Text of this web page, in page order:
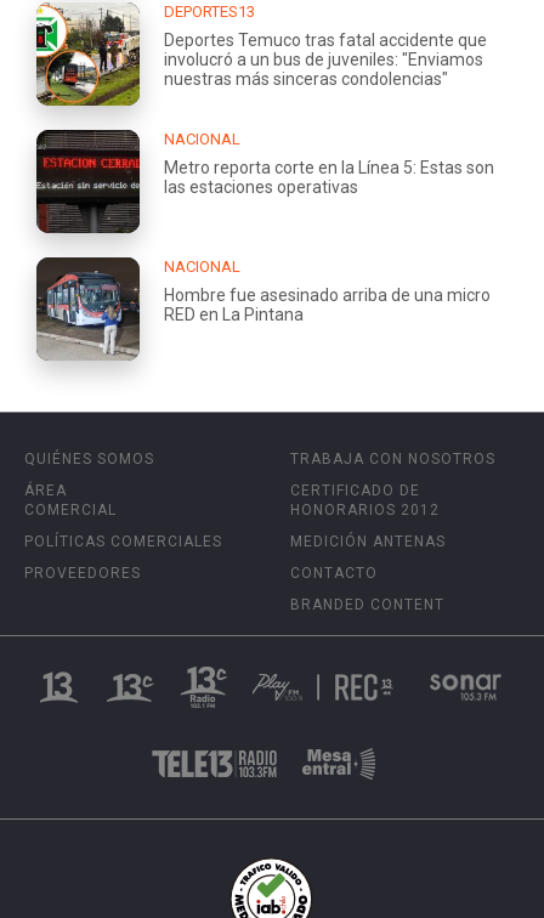
DEPORTES13
Deportes Temuco tras fatal accidente que
involucró a un bus de juveniles: "Enviamos
nuestras más sinceras condolencias"
NACIONAL
Metro reporta corte en la Línea 5: Estas son
las estaciones operativas
NACIONAL
Hombre fue asesinado arriba de una micro
RED en La Pintana
QUIÉNES SOMOS
ÁREA
COMERCIAL
POLÍTICAS COMERCIALES
PROVEEDORES
TRABAJA CON NOSOTROS
CERTIFICADO DE
HONORARIOS 2012
MEDICIÓN ANTENAS
CONTACTO
BRANDED CONTENT